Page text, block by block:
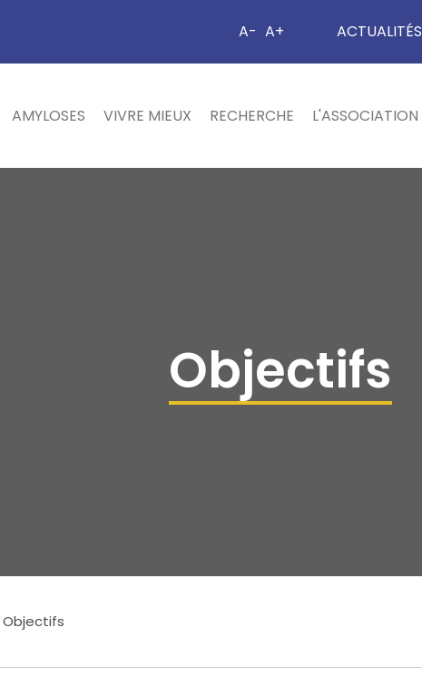
A- A+ ACTUALITÉS
AMYLOSES VIVRE MIEUX RECHERCHE L'ASSOCIATION
Objectifs
Objectifs